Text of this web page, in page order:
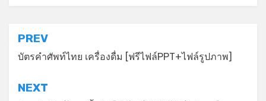
แนะแนว
เรื่อง
PREV
บัตรคำศัพท์ไทย เครื่องดื่ม [ฟรีไฟล์PPT+ไฟล์รูปภาพ]
NEXT